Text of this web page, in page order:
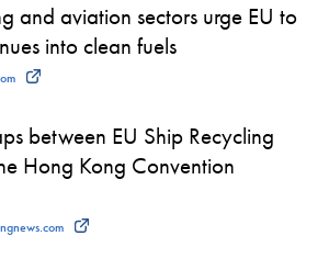
and aviation sectors urge EU to
into clean fuels
between EU Ship Recycling
Hong Kong Convention